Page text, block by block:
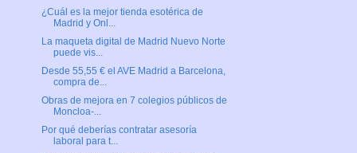
¿Cuál es la mejor tienda esotérica de
Madrid y Onl...
La maqueta digital de Madrid Nuevo Norte
puede vis...
Desde 55,55 € el AVE Madrid a Barcelona,
compra de...
Obras de mejora en 7 colegios públicos de
Moncloa-...
Por qué deberías contratar asesoría
laboral para t...